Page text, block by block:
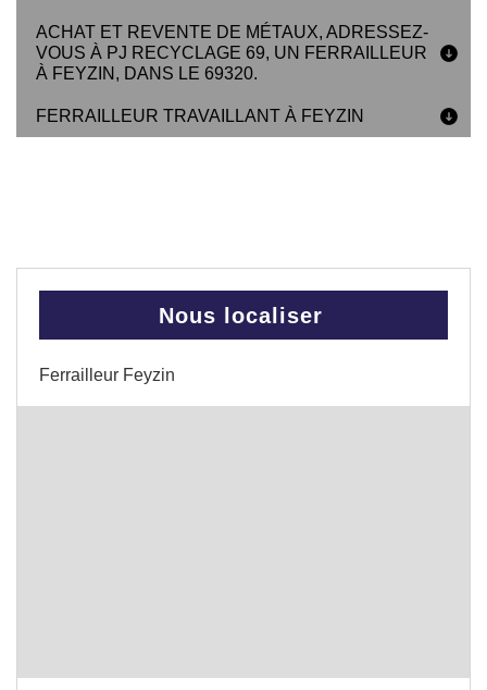
ACHAT ET REVENTE DE MÉTAUX, ADRESSEZ-
VOUS À PJ RECYCLAGE 69, UN FERRAILLEUR
À FEYZIN, DANS LE 69320.
FERRAILLEUR TRAVAILLANT À FEYZIN
Nous localiser
Ferrailleur Feyzin